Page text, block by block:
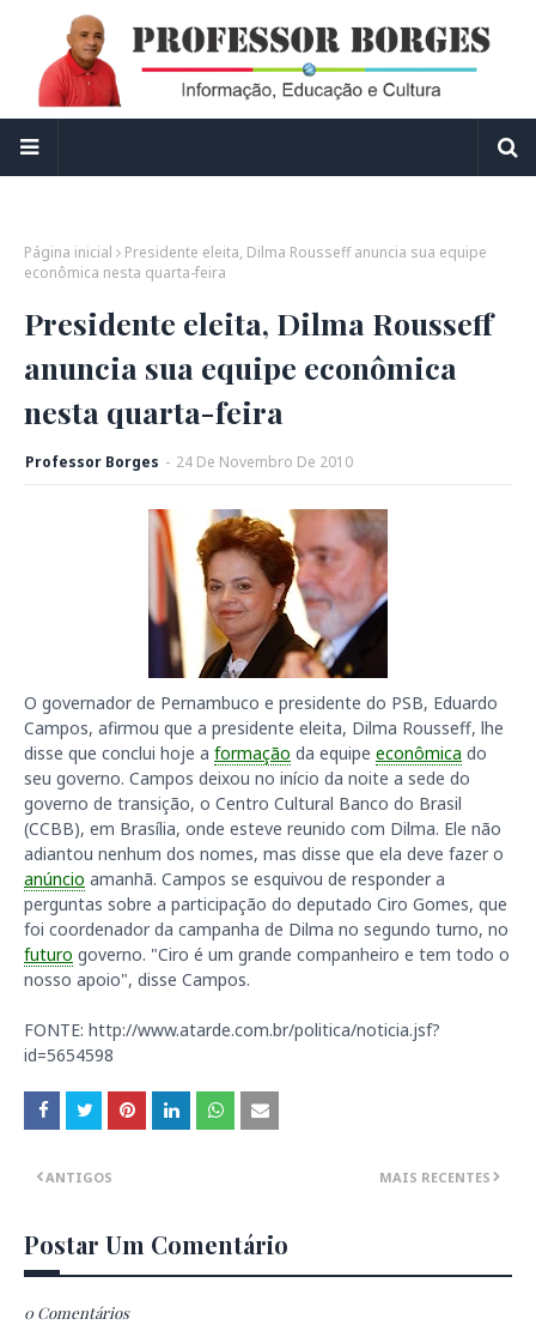
Página inicial
Presidente eleita, Dilma Rousseff anuncia sua equipe
econômica nesta quarta-feira
Presidente eleita, Dilma Rousseff
anuncia sua equipe econômica
nesta quarta-feira
Professor Borges - 24 De Novembro De 2010
O governador de Pernambuco e presidente do PSB, Eduardo
Campos, afirmou que a presidente eleita, Dilma Rousseff, lhe
disse que conclui hoje a formação da equipe econômica do
seu governo. Campos deixou no início da noite a sede do
governo de transição, o Centro Cultural Banco do Brasil
(CCBB), em Brasília, onde esteve reunido com Dilma. Ele não
adiantou nenhum dos nomes, mas disse que ela deve fazer o
anúncio amanhã. Campos se esquivou de responder a
perguntas sobre a participação do deputado Ciro Gomes, que
foi coordenador da campanha de Dilma no segundo turno, no
futuro governo. "Ciro é um grande companheiro e tem todo o
nosso apoio", disse Campos.
FONTE: http://www.atarde.com.br/politica/noticia.jsf?
id=5654598
MAIS RECENTES
ANTIGOS
Postar Um Comentário
0 Comentários